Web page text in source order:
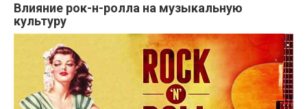
Влияние рок-н-ролла на музыкальную
культуру